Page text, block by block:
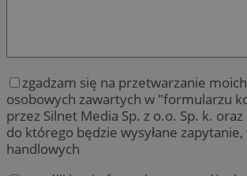
zgadzam się na przetwarzanie
osobowych zawartych w "formularzu
przez Silnet Media Sp. z o.o. Sp. k.
do którego będzie wysyłane zapytanie,
handlowych